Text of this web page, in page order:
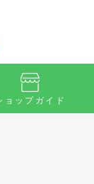
ョップガイド